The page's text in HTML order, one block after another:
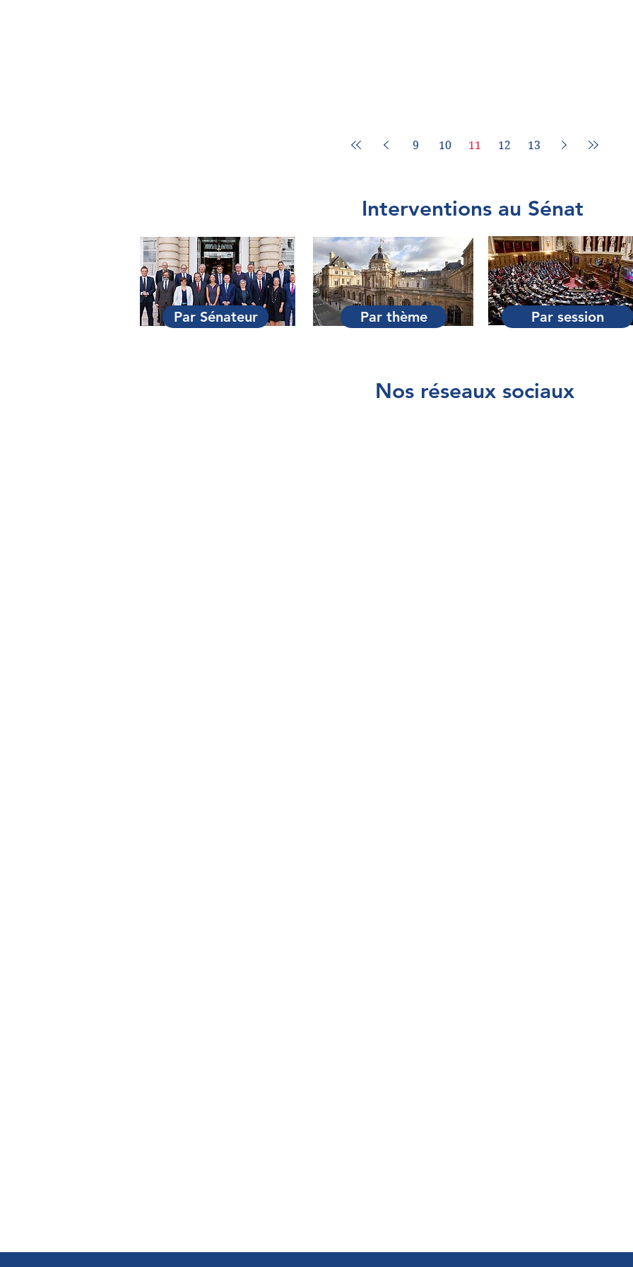
9 10 11 12 13
Interventions au Sénat
Par Sénateur Par thème Par session
Nos réseaux sociaux